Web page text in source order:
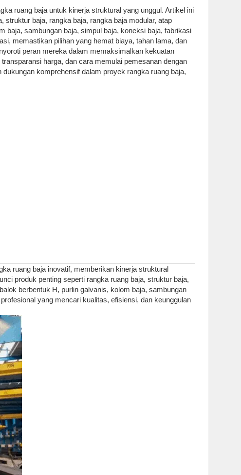
ruang baja untuk kinerja struktural yang unggul. Artikel ini
baja, rangka baja, rangka baja modular, atap
baja, sambungan baja, simpul baja, koneksi baja, fabrikasi
memastikan pilihan yang hemat biaya, tahan lama, dan
peran mereka dalam memaksimalkan kekuatan
harga, dan cara memulai pemesanan dengan
komprehensif dalam proyek rangka ruang baja,
ruang baja inovatif, memberikan kinerja struktural
produk penting seperti rangka ruang baja, struktur baja,
berbentuk H, purlin galvanis, kolom baja, sambungan
yang mencari kualitas, efisiensi, dan keunggulan